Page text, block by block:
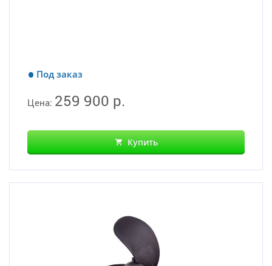
Под заказ
Цена: 259 900 р.
Купить